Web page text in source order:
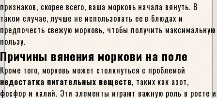
признаков, скорее всего, ваша морковь начала вянуть. В
таком случае, лучше не использовать ее в блюдах и
предпочесть свежую морковь, чтобы получить максимальную
пользу.
Причины вянения моркови на поле
Кроме того, морковь может столкнуться с проблемой
недостатка питательных веществ, таких как азот,
фосфор и калий. Эти элементы играют важную роль в росте и